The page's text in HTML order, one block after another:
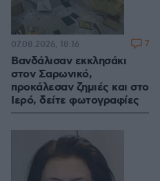
Βανδάλισαν εκκλησάκι
στον Σαρωνικό,
προκάλεσαν ζημιές και στο
Ιερό, δείτε φωτογραφίες
07.08.2026, 18:16 7